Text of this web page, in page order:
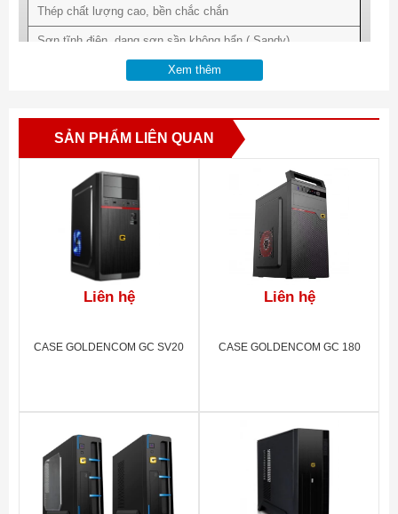
Thép chất lượng cao, bền chắc chắn
Sơn tĩnh điện, dạng sơn sần không bẩn ( Sandy)
Cổng USB và Audio phía trước , nút bấm to, bền
tĩnh điện(Sandy)
Kích thước: 380*103*305(mm)
Khay ổ: 1HDD
Kích thước vỏ
hộp:462*173*465(mm)
Nguồn:ATX/ITX
Làm mát : Intel TAC 2.0,
8cm,12cm fan
Cổng giao tiếp:Front
USB, Audio
Xem thêm
SẢN PHẨM LIÊN QUAN
Liên hệ
CASE GOLDENCOM GC SV20
Liên hệ
CASE GOLDENCOM GC 180